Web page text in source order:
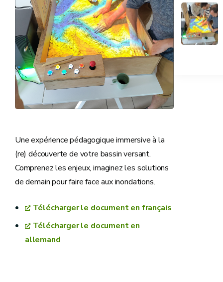
Une expérience pédagogique immersive à la
(re) découverte de votre bassin versant.
Comprenez les enjeux, imaginez les solutions
de demain pour faire face aux inondations.
Télécharger le document en français
Télécharger le document en
allemand